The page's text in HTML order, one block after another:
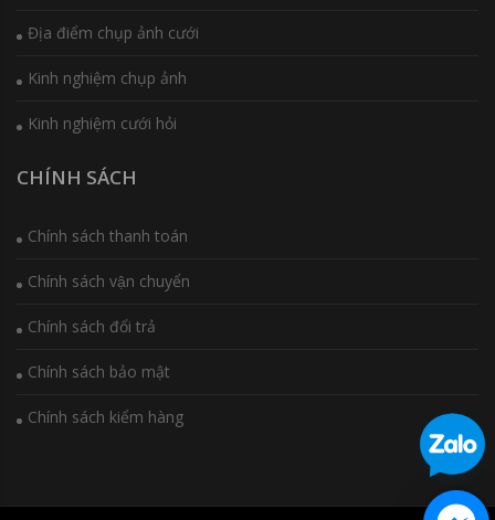
Địa điểm chụp ảnh cưới
Kinh nghiệm chụp ảnh
Kinh nghiệm cưới hỏi
CHÍNH SÁCH
Chính sách thanh toán
Chính sách vận chuyển
Chính sách đổi trả
Chính sách bảo mật
Chính sách kiểm hàng